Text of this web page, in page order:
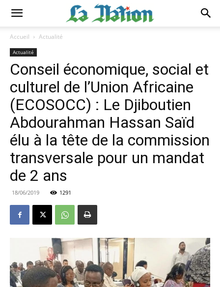
Accueil Actualité
Actualité
Conseil économique, social et
culturel de l’Union Africaine
(ECOSOCC) : Le Djiboutien
Abdourahman Hassan Saïd
élu à la tête de la commission
transversale pour un mandat
de 2 ans
18/06/2019 1291